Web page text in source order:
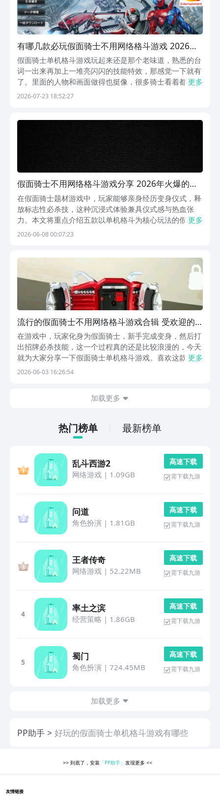
有哪几款必玩假面骑士不用网络格斗游戏 2026流
行的假面骑士单机格斗游戏下载
假面骑士单机格斗游戏玩起来还是那个老味道，熟悉的台
词一出来再加上一堆亮闪闪的技能特效，那感觉一下就有
了。里面的人物和画面做得也挺像，很多骑士看着都很熟
悉。操作方面没有弄得特别难，也不用一直研究什么复杂
士...
更多
2026-07-23 18:52:27
假面骑士不用网络格斗游戏分享 2026年火爆的榜
单3假面骑士单机格斗游戏before_1
在假面骑士题材游戏中，玩家能够亲身经历变身仪式，释
放标志性必杀技，这种沉浸式体验兼具仪式感与热血张
力。本文将重点介绍五款以单机格斗为核心玩法的假面骑
士正版授权或高度还原向作品，兼顾操作性、还原度与策
更多
2026-06-08 00:07:23
流行的假面骑士不用网络格斗游戏合辑 受欢迎的
单机假面骑士游戏推荐2026
在游戏中，玩家化身为假面骑士，新手完成变身，然后打
出招牌必杀技能，这一个过程真的还是比较浪漫的，今天
就为大家分享一下假面骑士单机格斗游戏。喜欢这款游
戏，建议大家选择手游福利最齐全的九游平台下载。它隶
更多
2026-06-03 16:26:54
加载更多
热门榜单 最新榜单
乱斗西游2
网络游戏| 1.09GB
高 速 下 载
需下载九游
问道
角色扮演 | 1.81GB
高 速 下 载
需下载九游
王者传奇
网络游戏| 52.22MB
高 速 下 载
需下载九游
4
率土之滨
经营策略 | 1.86GB
高 速 下 载
需下载九游
5
蜀门
角色扮演 | 724.45MB
高 速 下 载
需下载九游
加载更多
PP助手 好玩的假面骑士单机格斗游戏有哪些
>> 到底了，安装 「PP助手」发现更多<<
友情链接